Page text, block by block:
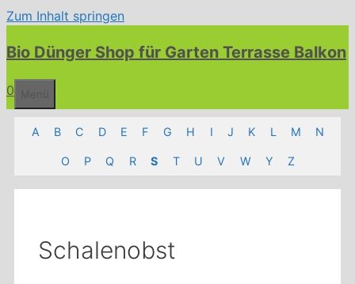
Zum Inhalt springen
Bio Dünger Shop für Garten Terrasse Balkon
0
A B C D E F G H I J K L M N
O P Q R S T U V W Y Z
Schalenobst